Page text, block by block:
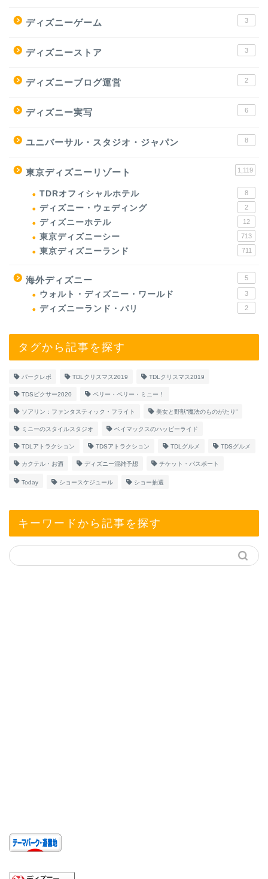
ディズニーゲーム 3
ディズニーストア 3
ディズニーブログ運営 2
ディズニー実写 6
ユニバーサル・スタジオ・ジャパン 8
東京ディズニーリゾート 1,119
TDRオフィシャルホテル 8
ディズニー・ウェディング 2
ディズニーホテル 12
東京ディズニーシー 713
東京ディズニーランド 711
海外ディズニー 5
ウォルト・ディズニー・ワールド 3
ディズニーランド・パリ 2
タグから記事を探す
パークレポ TDLクリスマス2019 TDLクリスマス2019
TDSピクサー2020 ベリー・ベリー・ミニー！
ソアリン：ファンタスティック・フライト 美女と野獣“魔法のものがたり”
ミニーのスタイルスタジオ ベイマックスのハッピーライド
TDLアトラクション TDSアトラクション TDLグルメ TDSグルメ
カクテル・お酒 ディズニー混雑予想 チケット・パスポート
Today ショースケジュール ショー抽選
キーワードから記事を探す